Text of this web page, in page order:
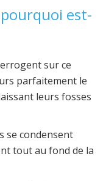
est-
sur ce
parfaitement le
leurs fosses
se condensent
tout au fond de la